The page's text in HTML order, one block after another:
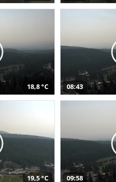
18,8 °C 08:43
19,5 °C 09:58